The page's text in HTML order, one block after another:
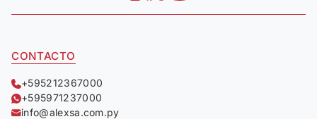
CONTACTO
+595212367000
+595971237000
info@alexsa.com.py